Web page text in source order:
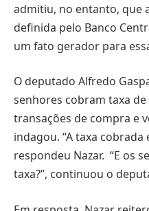
admitiu, no entanto, que
definida pelo Banco
um fato gerador para
O deputado Alfredo
senhores cobram taxa
transações de compra e
indagou. “A taxa cobrada
respondeu Nazar. “E os
taxa?”, continuou o